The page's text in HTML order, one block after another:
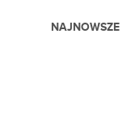
NAJNOWSZE